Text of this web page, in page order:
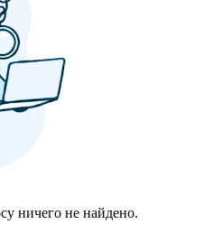
ничего не найдено.